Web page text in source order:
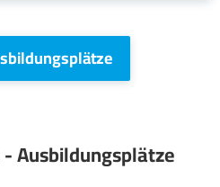
Ausbildungsplätze